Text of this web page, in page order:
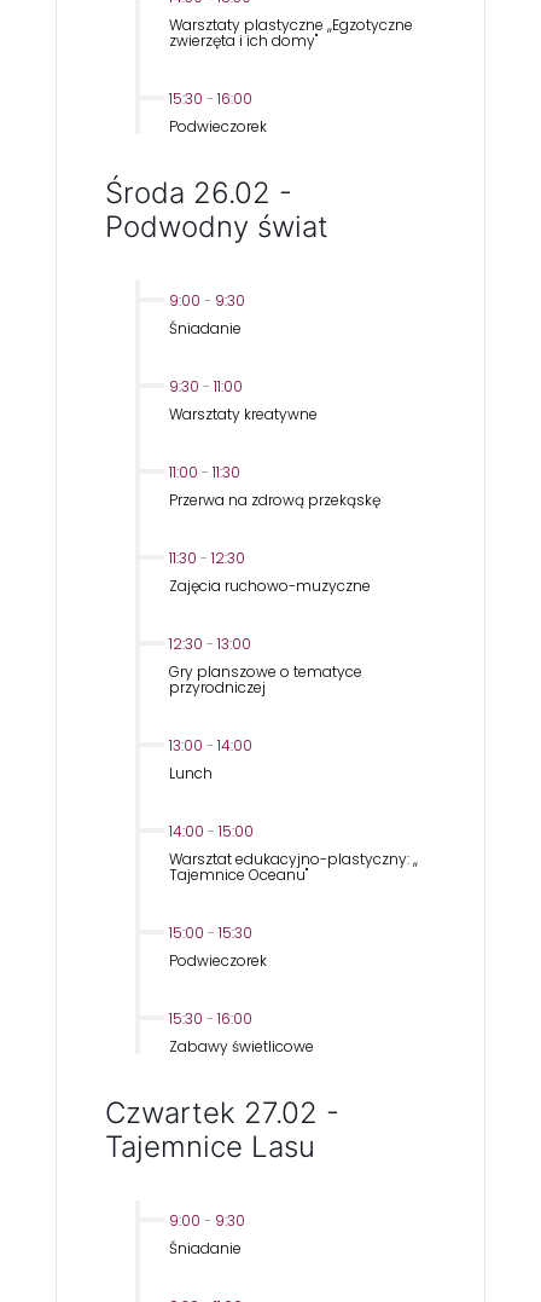
Warsztaty plastyczne ,,Egzotyczne
zwierzęta i ich domy''
15:30 - 16:00
Podwieczorek
Środa 26.02 -
Podwodny świat
9:00 - 9:30
Śniadanie
9:30 - 11:00
Warsztaty kreatywne
11:00 - 11:30
Przerwa na zdrową przekąskę
11:30 - 12:30
Zajęcia ruchowo-muzyczne
12:30 - 13:00
Gry planszowe o tematyce
przyrodniczej
13:00 - 14:00
Lunch
14:00 - 15:00
Warsztat edukacyjno-plastyczny: ,,
Tajemnice Oceanu''
15:00 - 15:30
Podwieczorek
15:30 - 16:00
Zabawy świetlicowe
Czwartek 27.02 -
Tajemnice Lasu
9:00 - 9:30
Śniadanie